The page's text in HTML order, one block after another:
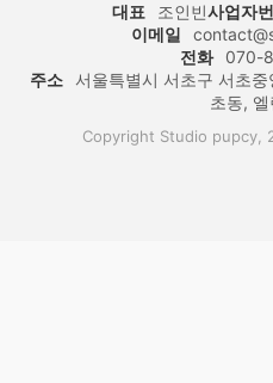
대표 조인빈사업자
이메일
전화
070-
주소 서울특별시 서초구 서초
초동,
Copyright Studio pupcy,